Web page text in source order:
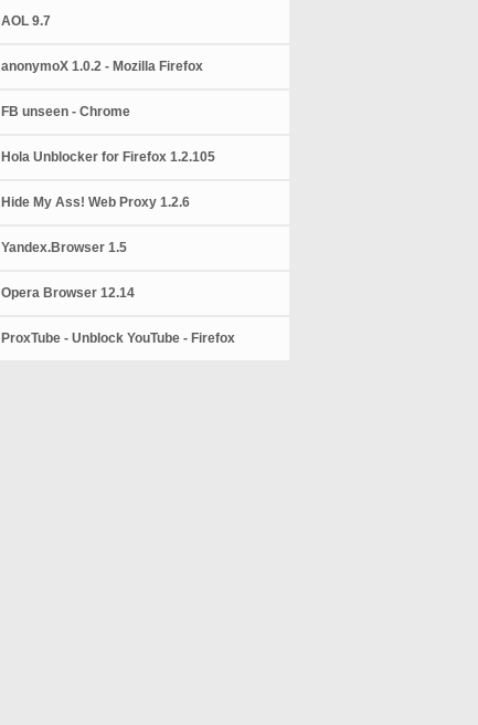
AOL 9.7
anonymoX 1.0.2 - Mozilla Firefox
FB unseen - Chrome
Hola Unblocker for Firefox 1.2.105
Hide My Ass! Web Proxy 1.2.6
Yandex.Browser 1.5
Opera Browser 12.14
ProxTube - Unblock YouTube - Firefox